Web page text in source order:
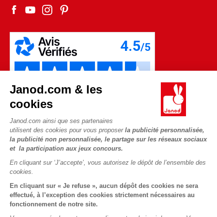
Janod.com & les
cookies
Janod.com ainsi que ses partenaires
utilisent des cookies pour vous proposer la publicité personnalisée,
la publicité non personnalisée, le partage sur les réseaux sociaux
et la participation aux jeux concours.
En cliquant sur ‘J’accepte’, vous autorisez le dépôt de l’ensemble des
cookies.
En cliquant sur « Je refuse », aucun dépôt des cookies ne sera
effectué, à l’exception des cookies strictement nécessaires au
fonctionnement de notre site.
Fiche environnementale
Les pièces d'usure
Copyright © 2026 Janod - Tous droits réservés -CGV-Mentions